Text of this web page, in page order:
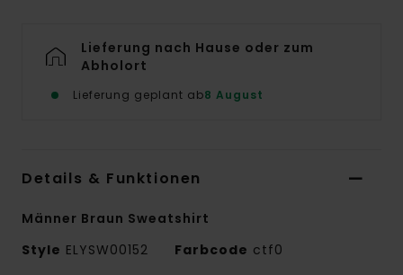
Lieferung nach Hause oder zum
Abholort
Lieferung geplant ab8 August
Details & Funktionen
Männer Braun Sweatshirt
Style ELYSW00152 Farbcode ctf0